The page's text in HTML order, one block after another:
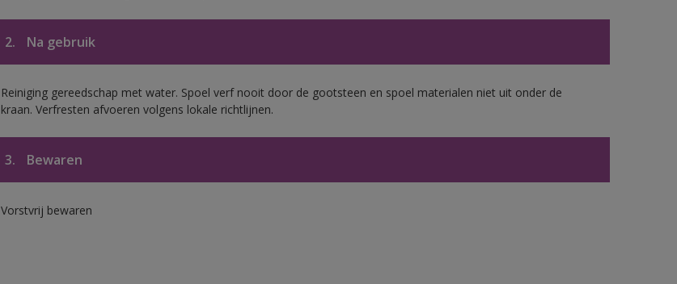
2. Na gebruik
Reiniging gereedschap met water. Spoel verf nooit door de gootsteen en spoel materialen niet uit onder de
kraan. Verfresten afvoeren volgens lokale richtlijnen.
3. Bewaren
Vorstvrij bewaren